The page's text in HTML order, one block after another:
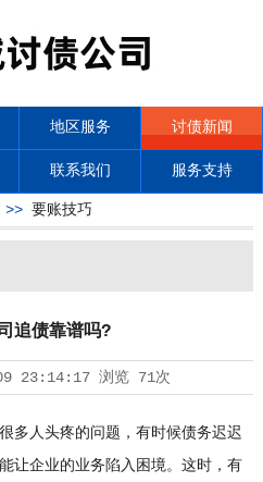
地区服务 讨债新闻
联系我们 服务支持
>> 要账技巧
追债靠谱吗?
23:14:17浏览 71次
人头疼的问题，有时候债务迟迟
让企业的业务陷入困境。这时，有